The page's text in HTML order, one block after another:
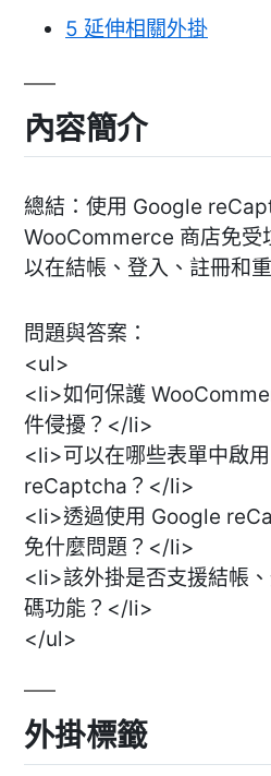
5 延伸相關外掛
內容簡介
總結：使用 Google
WooCommerce 商店免受
以在結帳、登入、註冊和
問題與答案：
<ul>
<li>如何保護
件侵擾？</li>
<li>可以在哪些表單中啟
reCaptcha？</li>
<li>透過使用 Google
免什麼問題？</li>
<li>該外掛是否支援結帳
碼功能？</li>
</ul>
外掛標籤